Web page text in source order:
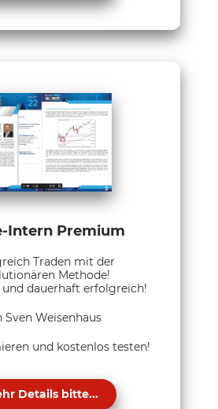
Intern Premium
Traden mit der
Methode!
dauerhaft erfolgreich!
Sven Weisenhaus
und kostenlos testen!
Details bitte...